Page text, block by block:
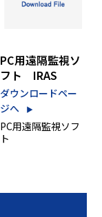
PC用遠隔監視ソ
フト IRAS
ダウンロードペー
ジへ
▶︎
PC用遠隔監視ソフ
ト